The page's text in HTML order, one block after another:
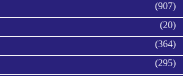
(907)
(20)
(364)
(295)